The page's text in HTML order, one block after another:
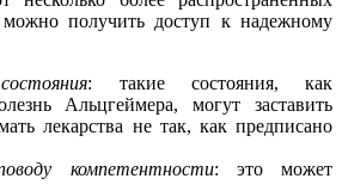
получить доступ к надежному
: такие состояния, как
Альцгеймера, могут заставить
лекарства не так, как предписано
компетентности: это может